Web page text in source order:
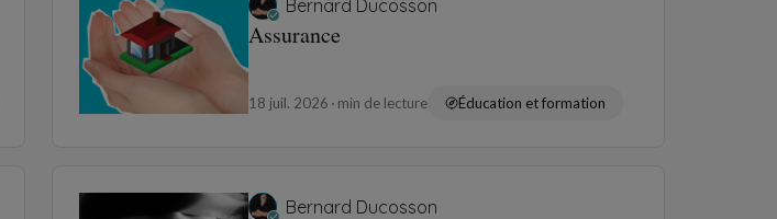
Bernard Ducosson
Assurance
18 juil. 2026 min de lecture Éducation et formation
Bernard Ducosson